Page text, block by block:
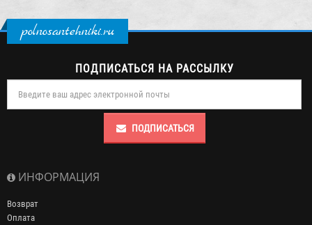
polnosantehniki.ru
ПОДПИСАТЬСЯ НА РАССЫЛКУ
ПОДПИСАТЬСЯ
ИНФОРМАЦИЯ
Возврат
Оплата